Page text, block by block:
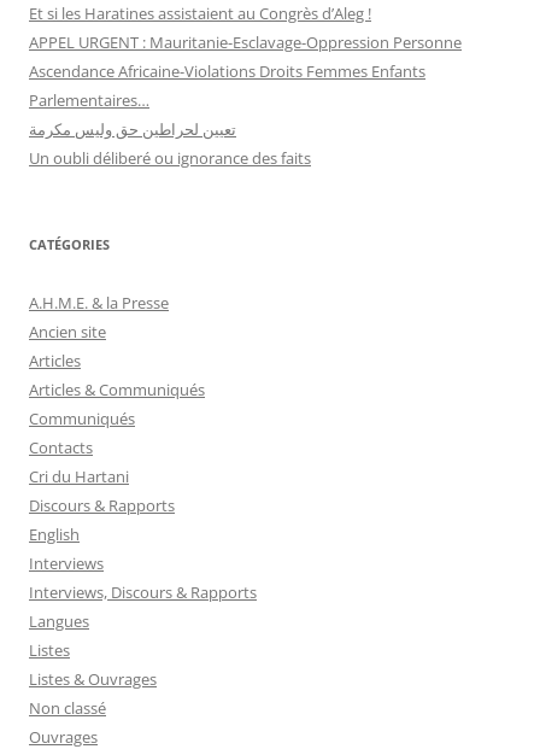
Et si les Haratines assistaient au Congrès d’Aleg !
APPEL URGENT : Mauritanie-Esclavage-Oppression Personne
Ascendance Africaine-Violations Droits Femmes Enfants
Parlementaires…
تعيين لحراطين حق وليس مكرمة
Un oubli déliberé ou ignorance des faits
CATÉGORIES
A.H.M.E. & la Presse
Ancien site
Articles
Articles & Communiqués
Communiqués
Contacts
Cri du Hartani
Discours & Rapports
English
Interviews
Interviews, Discours & Rapports
Langues
Listes
Listes & Ouvrages
Non classé
Ouvrages